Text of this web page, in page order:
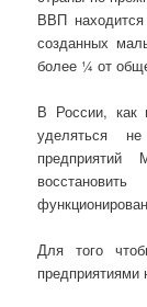
ВВП
созданных
более ¼ от
В России, как
уделяться не
Для того
предприятиями